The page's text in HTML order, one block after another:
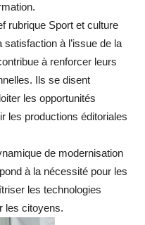
rubrique Sport et culture
à l’issue de la
à renforcer leurs
Ils se disent
les opportunités
les productions éditoriales
de modernisation
à la nécessité pour les
les technologies
les citoyens.